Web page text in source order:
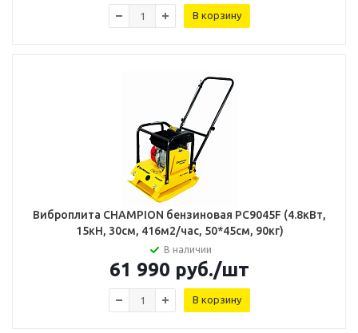
В корзину
Виброплита CHAMPION бензиновая PC9045F (4.8кВт,
15кН, 30см, 416м2/час, 50*45см, 90кг)
В наличии
61 990 руб./шт
В корзину